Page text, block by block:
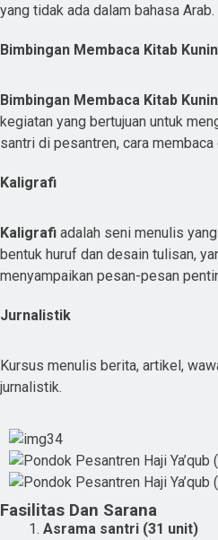
yang tidak ada dalam bahasa Arab.
Bimbingan Membaca Kitab
Bimbingan Membaca Kitab
kegiatan yang bertujuan untuk
santri di pesantren, cara membaca
Kaligrafi
Kaligrafi adalah seni menulis
bentuk huruf dan desain tulisan,
menyampaikan pesan-pesan
Jurnalistik
Kursus menulis berita, artikel,
jurnalistik.
Fasilitas Dan Sarana
Asrama santri (31 unit)